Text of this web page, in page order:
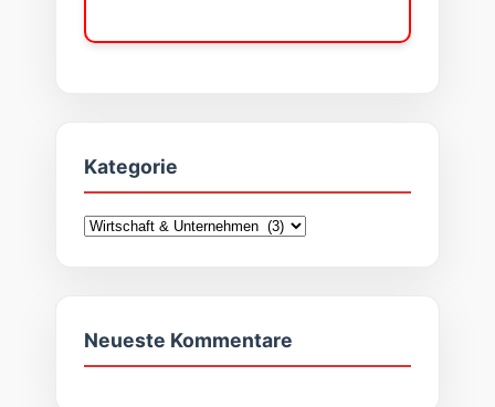
Kategorie
Kategorie
Neueste Kommentare